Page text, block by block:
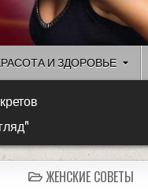
И ЗДОРОВЬЕ
ЖЕНСКИЕ СОВЕТЫ